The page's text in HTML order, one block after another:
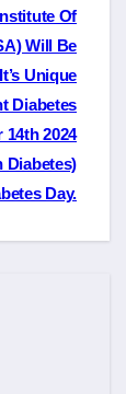
Of
Will Be
Unique
Diabetes
14th 2024
Diabetes)
Day.